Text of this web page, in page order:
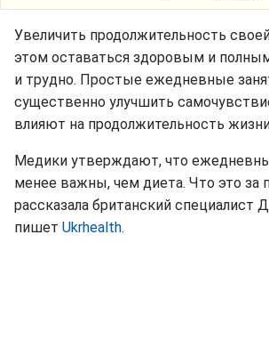
Увеличить продолжительность
этом оставаться здоровым и
и трудно. Простые ежедневные
существенно улучшить
влияют на продолжительность
Медики утверждают, что
менее важны, чем диета. Что это за
рассказала британский специалист
пишет Ukrhealth.